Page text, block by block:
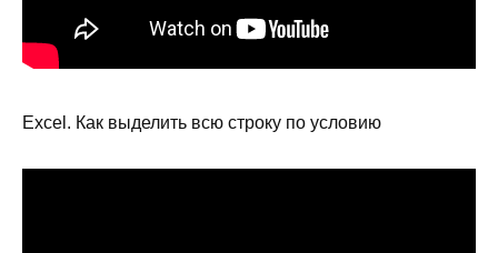
Excel. Как выделить всю строку по условию